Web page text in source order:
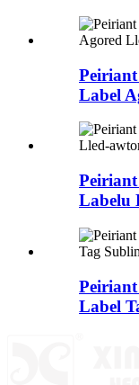
Label
Labelu
Label